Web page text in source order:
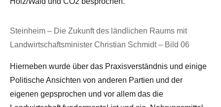
Steinheim – Die Zukunft des ländlichen Raums mit
Landwirtschaftsminister Christian Schmidt – Bild 06
Hierneben wurde über das Praxisverständnis und einige
Politische Ansichten von anderen Partien und der
eigenen gepsprochen und vor allem das die